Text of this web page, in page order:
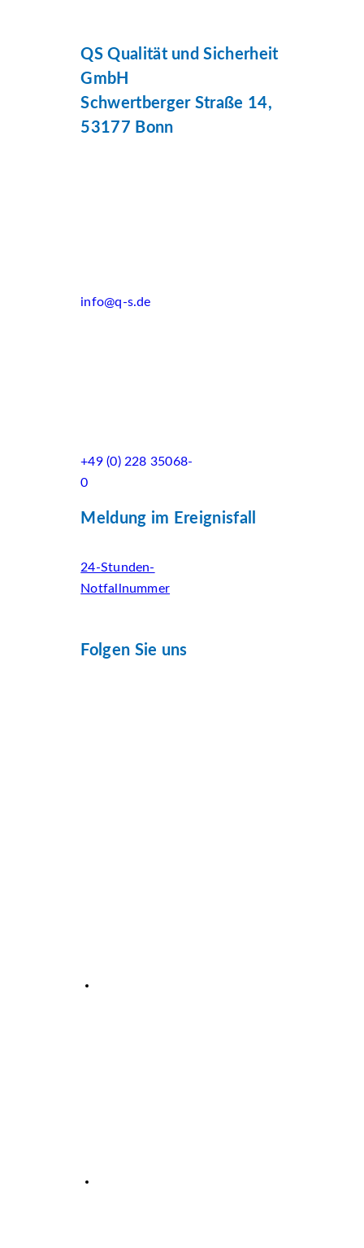
QS Qualität und Sicherheit
GmbH
Schwertberger Straße 14,
53177 Bonn
info@q-s.de
+49 (0) 228 35068-
0
Meldung im Ereignisfall
24-Stunden-
Notfallnummer
Folgen Sie uns